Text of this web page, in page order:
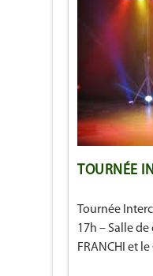
TOURNÉE
Tournée
17h – Salle
FRANCHI et le